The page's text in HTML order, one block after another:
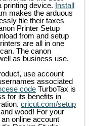
printing device. Install
makes the arduous
file their taxes
Printer Setup
from and setup
are all in one
The canon
as business use.
use account
associated
code TurboTax is
for its benefits in
cricut.com/setup
wood! For your
online account